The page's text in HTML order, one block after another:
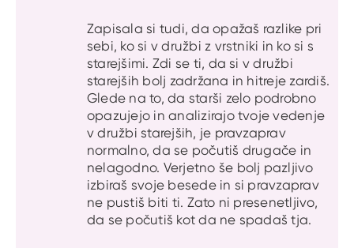
Zapisala si tudi, da opažaš razlike pri
sebi, ko si v družbi z vrstniki in ko si s
starejšimi. Zdi se ti, da si v družbi
starejših bolj zadržana in hitreje zardiš.
Glede na to, da starši zelo podrobno
opazujejo in analizirajo tvoje vedenje
v družbi starejših, je pravzaprav
normalno, da se počutiš drugače in
nelagodno. Verjetno še bolj pazljivo
izbiraš svoje besede in si pravzaprav
ne pustiš biti ti. Zato ni presenetljivo,
da se počutiš kot da ne spadaš tja.